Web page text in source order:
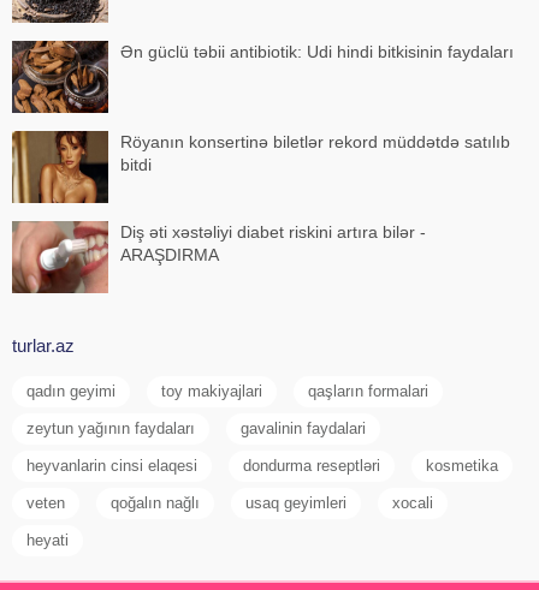
Ən güclü təbii antibiotik: Udi hindi bitkisinin faydaları
Röyanın konsertinə biletlər rekord müddətdə satılıb
bitdi
Diş əti xəstəliyi diabet riskini artıra bilər -
ARAŞDIRMA
turlar.az
qadın geyimi toy makiyajlari qaşların formalari
zeytun yağının faydaları gavalinin faydalari
heyvanlarin cinsi elaqesi dondurma reseptləri kosmetika
veten qoğalın nağlı usaq geyimleri xocali
heyati